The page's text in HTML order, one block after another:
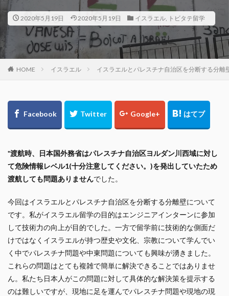
2020年5月19日 2020年5月19日 イスラエル, トビタテ留学
HOME イスラエル イスラエルとパレスチナ自治区を分断する分離
*渡航時、日本国外務省はパレスチナ自治区ヨルダン川西域に対し
て危険情報レベル1(十分注意してください。)を発出していたため
渡航しても問題ありませんでした。
今回はイスラエルとパレスチナ自治区を分断する分離壁について
です。私がイスラエル留学の目的はエンジニアインターンに参加
して技術力の向上が目的でした。一方で留学前に技術的な側面だ
けではなくイスラエルが持つ歴史や文化、宗教について学んでい
く中でパレスチナ問題や中東問題についても興味が湧きました。
これらの問題はとても複雑で簡単に解決できることではありませ
ん。私たち日本人がこの問題に対して具体的な解決策を提示する
のは難しいですが、現地に足を運んでパレスチナ問題や現地の現